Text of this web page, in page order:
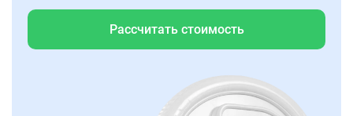
Рассчитать стоимость